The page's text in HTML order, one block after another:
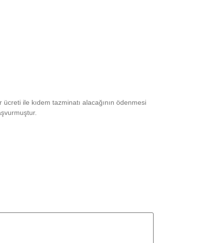
ile kıdem tazminatı alacağının ödenmesi